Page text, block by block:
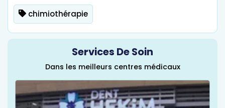
chimiothérapie
Services De Soin
Dans les meilleurs centres médicaux